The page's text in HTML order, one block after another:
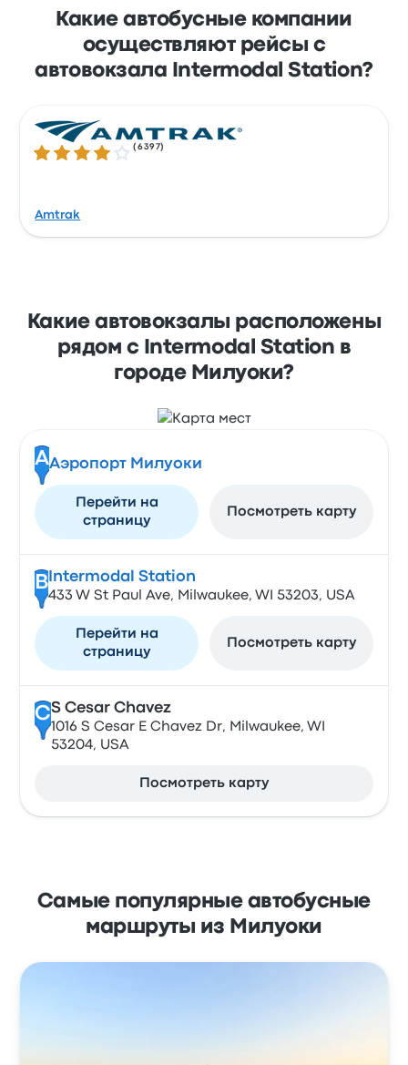
Какие автобусные компании
осуществляют рейсы с
автовокзала Intermodal Station?
Количество звезд: 4.1 из 5
(6397)
Amtrak
Какие автовокзалы расположены
рядом с Intermodal Station в
городе Милуоки?
AАэропорт Милуоки
Перейти на
страницу
Посмотреть карту
B Intermodal Station
433 W St Paul Ave, Milwaukee, WI 53203, USA
Перейти на
страницу
Посмотреть карту
CS Cesar Chavez
1016 S Cesar E Chavez Dr, Milwaukee, WI
53204, USA
Посмотреть карту
Самые популярные автобусные
маршруты из Милуоки